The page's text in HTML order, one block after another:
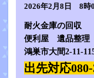
2026年2月8日 8時
耐火金庫の回収
便利屋 遺品整理
鴻巣市大間2-11-
出先対応